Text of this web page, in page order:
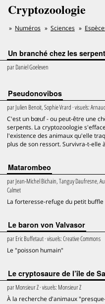
Cryptozoologie
Numéros Sciences
Un branché chez les
parDaniel Goeleven
Pseudonovibos
parJulien Benoit, Sophie Vrard · visuels:
C'est un bœuf - ou peut-être une
serpents. La cryptozoologie
l'existence des animaux qu'elle
plus de son ressort. Survivra-t-elle
Matarombeo
parJean-Michel Bichain, Tanguy Daufresne,
Calmet
La forteresse-refuge du petit buffle
Le baron von Valvasor
parEric Buffetaut· visuels:Creative Commons
Le "poisson humain"
Le cryptosaure de l’île de
parMonsieur Z· visuels: Monsieur Z
À la recherche d'animaux